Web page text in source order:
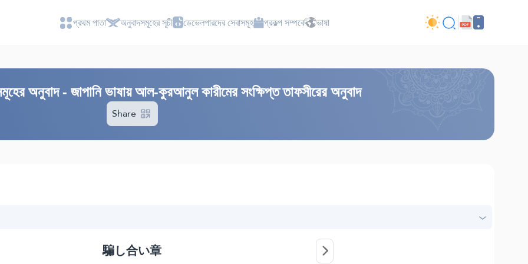
প্রথম পাতা অনুবাদসমূহের সূচী ডেভেলপারদের সেবাসমূহ প্রকল্প সম্পর্কে ভাষা
অনুবাদ - জাপানি ভাষায় আল-কুরআনুল কারীমের সংক্ষিপ্ত তাফসীরের অনুবাদ
Share
騙し合い章